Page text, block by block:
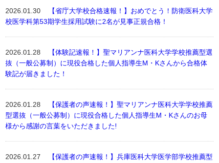
2026.01.30
【省庁大学校合格速報！】おめでとう！防衛医科大学
校医学科第53期学生採用試験に2名が見事正規合格！
2026.01.28
【体験記速報！】聖マリアンナ医科大学学校推薦型選
抜（一般公募制）に現役合格した個人指導生M・Kさんから合格体
験記が届きました！
2026.01.28
【保護者の声速報！】聖マリアンナ医科大学学校推薦
型選抜（一般公募制）に現役合格した個人指導生M・Kさんのお母
様から感謝の言葉をいただきました!
2026.01.27
【保護者の声速報！】兵庫医科大学医学部学校推薦型